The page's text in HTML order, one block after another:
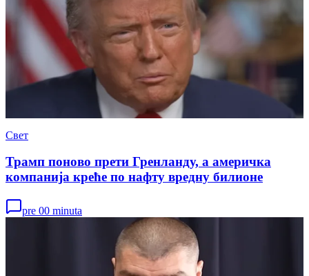
Свет
Трамп поново прети Гренланду, а америчка
компанија креће по нафту вредну билионе
pre 00 minuta